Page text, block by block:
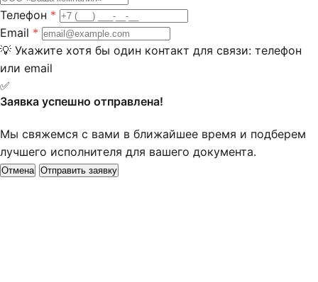
Телефон *
Email *
💡 Укажите хотя бы один контакт для связи: телефон
или email
✅
Заявка успешно отправлена!
Мы свяжемся с вами в ближайшее время и подберем
лучшего исполнителя для вашего документа.
Отмена Отправить заявку